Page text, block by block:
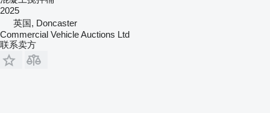
2025
英国, Doncaster
Commercial Vehicle Auctions Ltd
联系卖方